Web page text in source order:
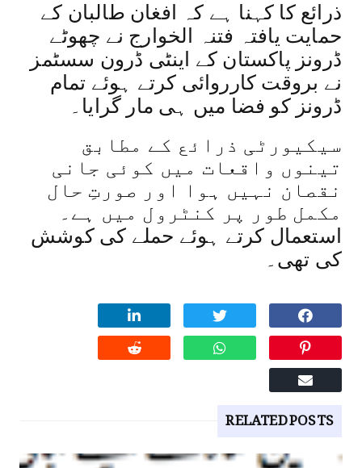
ذرائع کا کہنا ہے کہ افغان طالبان کے
حمایت یافتہ فتنہ الخوارج نے چھوٹے
ڈرونز پاکستان کے اینٹی ڈرون سسٹمز
نے بروقت کارروائی کرتے ہوئے تمام
ڈرونز کو فضا میں ہی مار گرایا۔
سیکیورٹی ذرائع کے مطابق
تینوں واقعات میں کوئی جانی
نقصان نہیں ہوا اور صورتِ حال
مکمل طور پر کنٹرول میں ہے۔
استعمال کرتے ہوئے حملے کی کوشش
کی تھی۔
RELATED POSTS